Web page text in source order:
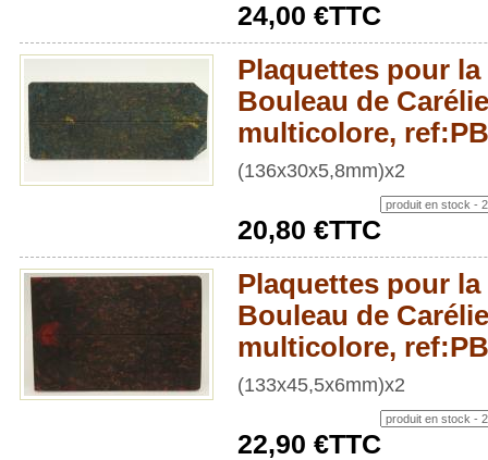
24,00 €TTC
Plaquettes pour
Bouleau de
multicolore,
(136x30x5,8mm)x2
20,80 €TTC
Plaquettes pour
Bouleau de
multicolore,
(133x45,5x6mm)x2
22,90 €TTC